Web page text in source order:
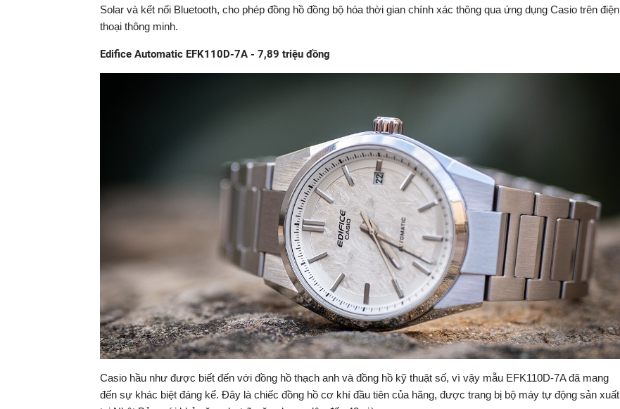
Solar và kết nối Bluetooth, cho phép đồng hồ đồng bộ hóa thời gian chính xác thông qua ứng dụng Casio trên điện
thoại thông minh.
Edifice Automatic EFK110D-7A - 7,89 triệu đồng
Casio hầu như được biết đến với đồng hồ thạch anh và đồng hồ kỹ thuật số, vì vậy mẫu EFK110D-7A đã mang
đến sự khác biệt đáng kể. Đây là chiếc đồng hồ cơ khí đầu tiên của hãng, được trang bị bộ máy tự động sản xuất